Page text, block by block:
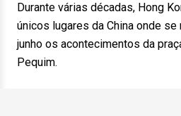
Durante várias décadas, Hong
únicos lugares da China onde
junho os acontecimentos da
Pequim.